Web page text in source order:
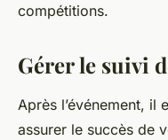
compétitions.
Gérer le suivi
Après l’événement, il
assurer le succès de